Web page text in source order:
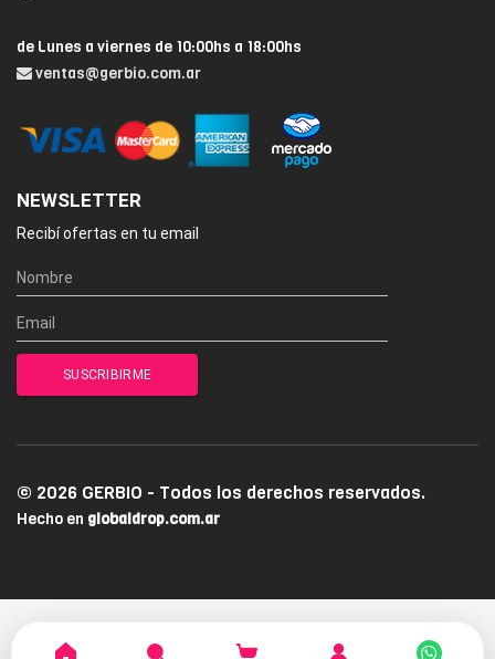
de Lunes a viernes de 10:00hs a 18:00hs
ventas@gerbio.com.ar
NEWSLETTER
Recibí ofertas en tu email
© 2026 GERBIO - Todos los derechos reservados.
Hecho en globaldrop.com.ar